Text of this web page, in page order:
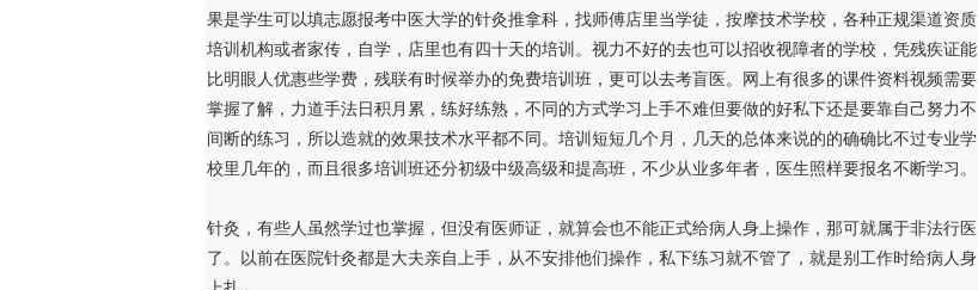
果是学生可以填志愿报考中医大学的针灸推拿科，找师傅店里当学徒，按摩技术学校，各种正规渠道资质
培训机构或者家传，自学，店里也有四十天的培训。视力不好的去也可以招收视障者的学校，凭残疾证能
比明眼人优惠些学费，残联有时候举办的免费培训班，更可以去考盲医。网上有很多的课件资料视频需要
掌握了解，力道手法日积月累，练好练熟，不同的方式学习上手不难但要做的好私下还是要靠自己努力不
间断的练习，所以造就的效果技术水平都不同。培训短短几个月，几天的总体来说的的确确比不过专业学
校里几年的，而且很多培训班还分初级中级高级和提高班，不少从业多年者，医生照样要报名不断学习。
针灸，有些人虽然学过也掌握，但没有医师证，就算会也不能正式给病人身上操作，那可就属于非法行医
了。以前在医院针灸都是大夫亲自上手，从不安排他们操作，私下练习就不管了，就是别工作时给病人身